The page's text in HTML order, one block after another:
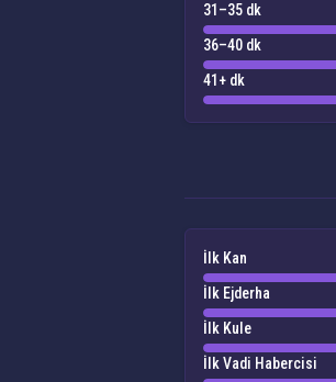
31–35 dk
36–40 dk
41+ dk
İlk Kan
İlk Ejderha
İlk Kule
İlk Vadi Habercisi